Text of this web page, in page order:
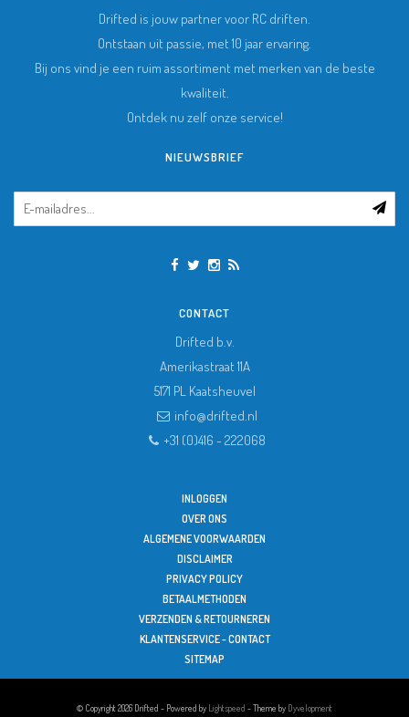
Drifted is jouw partner voor RC driften.
Ontstaan uit passie, met 10 jaar ervaring.
Bij ons vind je een ruim assortiment met merken van de beste
kwaliteit.
Ontdek nu zelf onze service!
NIEUWSBRIEF
CONTACT
Drifted b.v.
Amerikastraat 11A
5171 PL Kaatsheuvel
info@drifted.nl
+31 (0)416 - 222068
INLOGGEN
OVER ONS
ALGEMENE VOORWAARDEN
DISCLAIMER
PRIVACY POLICY
BETAALMETHODEN
VERZENDEN & RETOURNEREN
KLANTENSERVICE - CONTACT
SITEMAP
© Copyright 2026 Drifted - Powered by Lightspeed - Theme by Dyvelopment